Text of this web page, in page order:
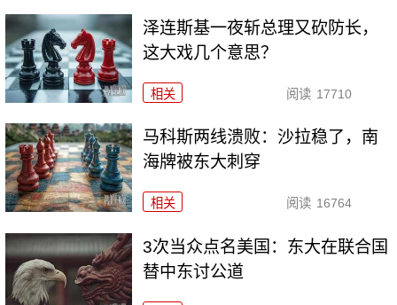
泽连斯基一夜斩总理又砍防长，
这大戏几个意思？
相关 阅读 17710
马科斯两线溃败：沙拉稳了，南
海牌被东大刺穿
相关 阅读 16764
3次当众点名美国：东大在联合国
替中东讨公道